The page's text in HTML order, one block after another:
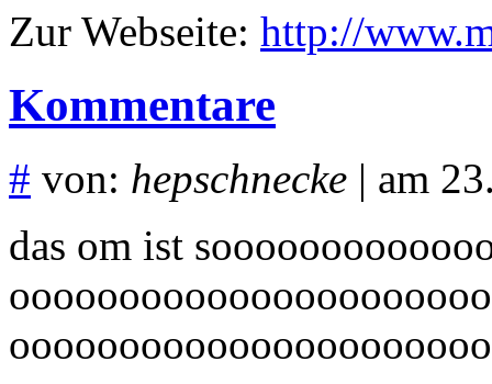
Zur Webseite: http://
Kommentare
# von: hepschnecke | am
das om ist